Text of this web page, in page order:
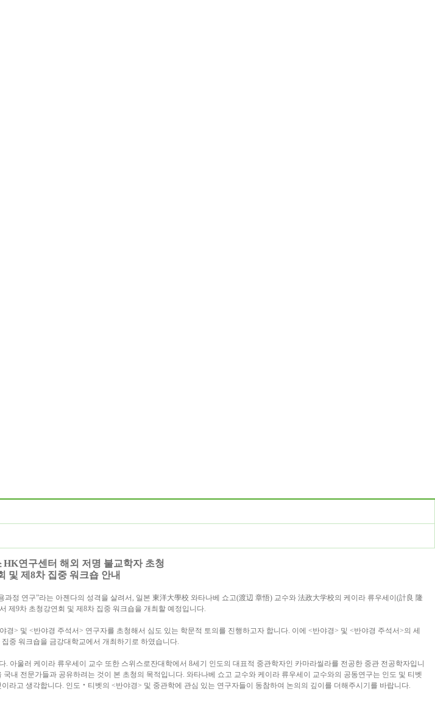
HK연구센터 해외 저명 불교학자 초청
및 제 8차 집중 워크숍 안내
과정 연구”라는 아젠다의 성격을 살려서, 일본 東洋大學校 와타나베 쇼고(渡辺 章悟) 교수와 法政大学校의 케이라 류우세이 (計良 隆
제 9차 초청강연회 및 제 8차 집중 워크숍을 개최할 예정입니다.
경> 및 <반야경 주석서> 연구자를 초청해서 심도 있는 학문적 토의를 진행하고자 합니다. 이에 <반야경> 및 <반야경 주석서>의 세
집중 워크숍을 금강대학교에서 개최하기로 하였습니다.
. 아울러 케이라 류우세이 교수 또한 스위스로잔대학에서 8세기 인도의 대표적 중관학자인 카마라씰라를 전공한 중관 전공학자입니
내 전문가들과 공유하려는 것이 본 초청의 목적입니다. 와타나베 쇼고 교수와 케이라 류우세이 교수와의 공동연구는 인도 및 티벳
라고 생각합니다. 인도 ‧ 티벳의 <반야경> 및 중관학에 관심 있는 연구자들이 동참하여 논의의 깊이를 더해주시기를 바랍니다.